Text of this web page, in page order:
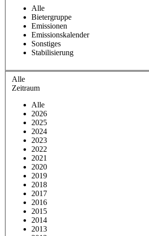
Alle
Bietergruppe
Emissionen
Emissionskalender
Sonstiges
Stabilisierung
Alle
Zeitraum
Alle
2026
2025
2024
2023
2022
2021
2020
2019
2018
2017
2016
2015
2014
2013